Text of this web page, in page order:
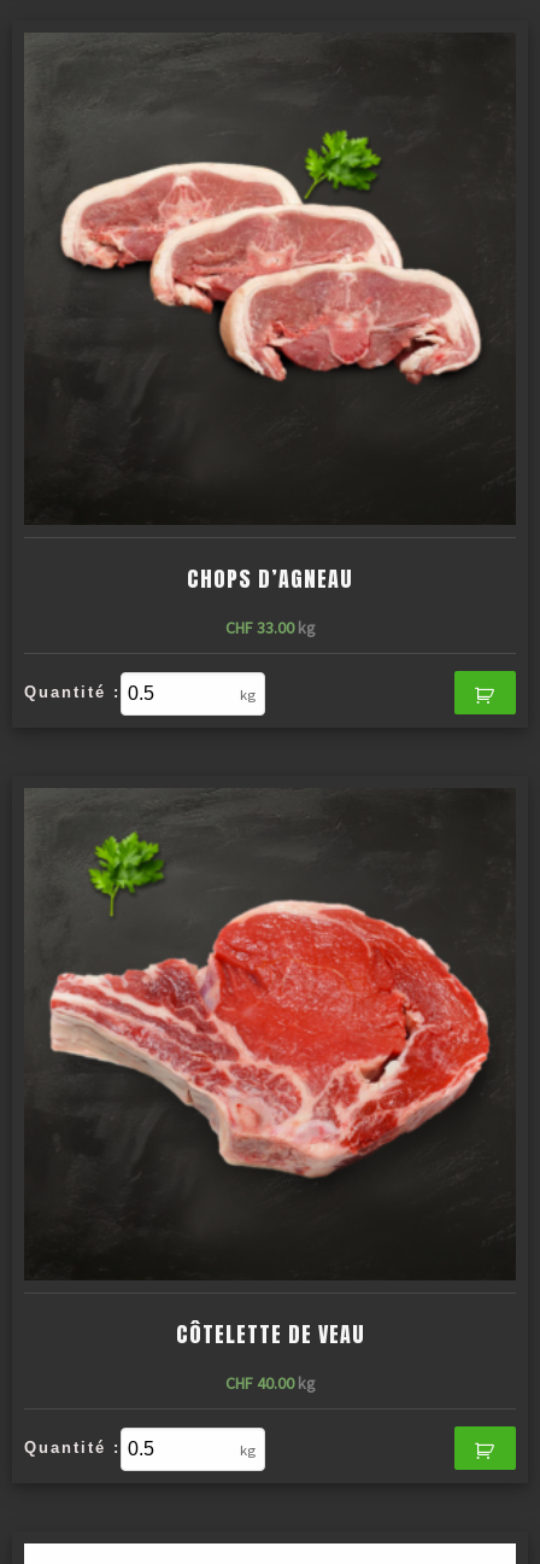
CHOPS D’AGNEAU
CHF33.00 kg
Quantité : kg
CÔTELETTE DE VEAU
CHF40.00 kg
Quantité : kg